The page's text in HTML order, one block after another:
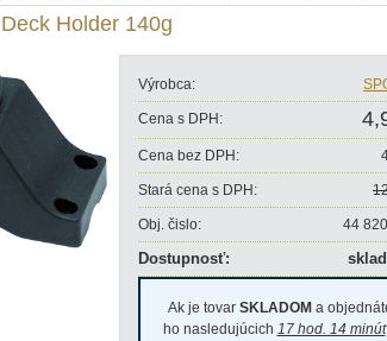
Holder 140g
Výrobca:
Cena s DPH:
Cena bez DPH:
Stará cena s DPH:
Obj. čislo: 44
Dostupnosť:
Ak je tovar SKLADOM a
ho nasledujúcich 17 hod. 14 minút